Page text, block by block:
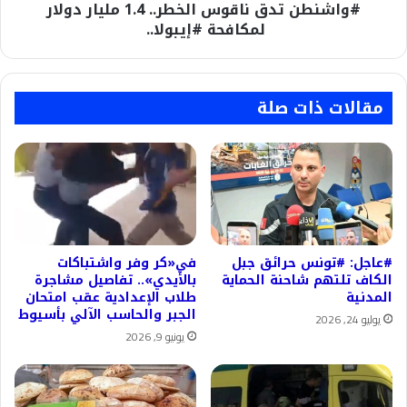
#واشنطن تدق ناقوس الخطر.. 1.4 مليار دولار
لمكافحة #إيبولا..
مقالات ذات صلة
#عاجل: #تونس حرائق جبل
الكاف تلتهم شاحنة الحماية
المدنية
يوليو 24, 2026
في«كر وفر واشتباكات
بالأيدي».. تفاصيل مشاجرة
طلاب الإعدادية عقب امتحان
الجبر والحاسب الآلي بأسيوط
يونيو 9, 2026